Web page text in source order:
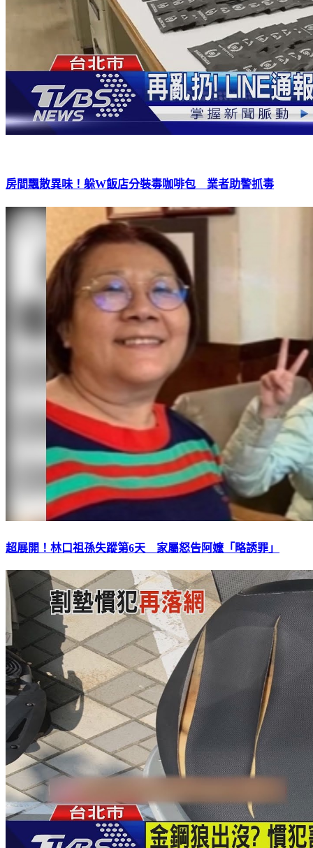
房間飄散異味！躲W飯店分裝毒咖啡包 業者助警抓毒
超展開！林口祖孫失蹤第6天 家屬怒告阿嬤「略誘罪」